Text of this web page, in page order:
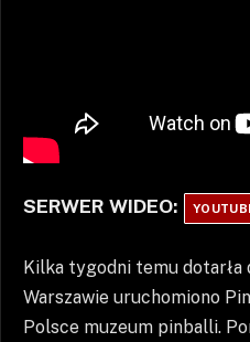
SERWER WIDEO:
Kilka tygodni temu dotarła
Warszawie uruchomiono
Polsce muzeum pinballi.